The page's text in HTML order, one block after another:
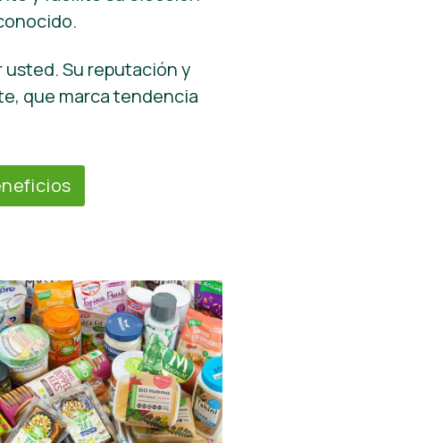
usted. Su reputación y
que marca tendencia